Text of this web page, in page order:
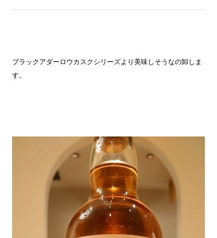
ブラックアダーロウカスクシリーズより美味しそうなの卸しま
す。